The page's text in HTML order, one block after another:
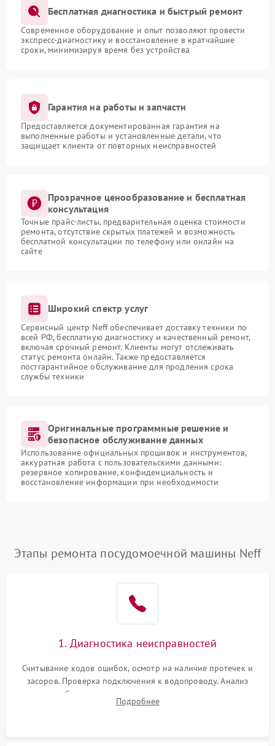
Бесплатная диагностика и быстрый ремонт
Современное оборудование и опыт позволяют провести
экспресс-диагностику и восстановление в кратчайшие
сроки, минимизируя время без устройства
Гарантия на работы и запчасти
Предоставляется документированная гарантия на
выполненные работы и установленные детали, что
защищает клиента от повторных неисправностей
Прозрачное ценообразование и бесплатная
консультация
Точные прайс-листы, предварительная оценка стоимости
ремонта, отсутствие скрытых платежей и возможность
бесплатной консультации по телефону или онлайн на
сайте
Широкий спектр услуг
Сервисный центр Neff обеспечивает доставку техники по
всей РФ, бесплатную диагностику и качественный ремонт,
включая срочный ремонт. Клиенты могут отслеживать
статус ремонта онлайн. Также предоставляется
постгарантийное обслуживание для продления срока
службы техники
Оригинальные программные решение и
безопасное обслуживание данных
Использование официальных прошивок и инструментов,
аккуратная работа с пользовательскими данными:
резервное копирование, конфиденциальность и
восстановление информации при необходимости
Этапы ремонта посудомоечной машины Neff
1. Диагностика неисправностей
Считывание кодов ошибок, осмотр на наличие протечек и
засоров. Проверка подключения к водопроводу. Анализ
жалоб на отсутствие слива, нагрева, вращения
разбрызгивателей или срабатывание системы защиты
Подробнее